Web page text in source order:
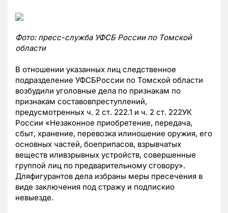
Фото: пресс-служба УФСБ России по Томской
области
В отношении указанных лиц следственное
подразделение УФСБРоссии по Томской области
возбудили уголовные дела по признакам по
признакам составовпреступлений,
предусмотренных ч. 2 ст. 222.1 и ч. 2 ст. 222УК
России «Незаконное приобретение, передача,
сбыт, хранение, перевозка илиношение оружия, его
основных частей, боеприпасов, взрывчатых
веществ иливзрывных устройств, совершенные
группой лиц по предварительному сговору».
Дляфигурантов дела избраны меры пресечения в
виде заключения под стражу и подпискио
невыезде.